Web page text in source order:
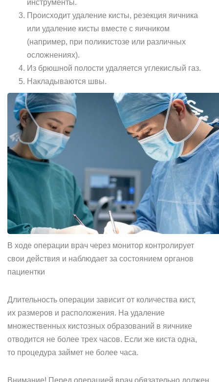
инструменты.
Происходит удаление кисты, резекция яичника
или удаление кисты вместе с яичником
(например, при поликистозе или различных
осложнениях).
Из брюшной полости удаляется углекислый газ.
Накладываются швы.
В ходе операции врач через монитор контролирует
свои действия и наблюдает за состоянием органов
пациентки
Длительность операции зависит от количества кист,
их размеров и расположения. На удаление
множественных кистозных образований в яичнике
отводится не более трех часов. Если же киста одна,
то процедура займет не более часа.
Внимание! Перед операцией врач обязательно должен